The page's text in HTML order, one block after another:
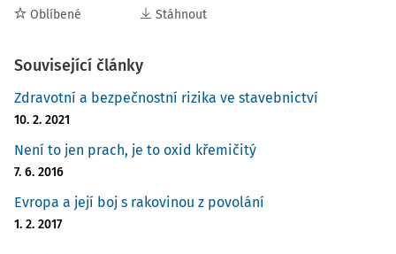
svářečský dým,
a prach z tvrdých dřev. [3]
Velká část pracovníků v Evropské unii je tak potenciálně
vystavena karcinogenům vznikajícím při práci, zejména
prach obsahující oxid křemičitý, prach tvrdých dřev a
výpary vzniklé při svařování, přičemž ani často o tom
nevědí. [4]
Boj proti rakovině je prioritou Strategického rámce EU pro
Oblíbené Stáhnout
Související články
Zdravotní a bezpečnostní rizika ve stavebnictví
10. 2. 2021
Není to jen prach, je to oxid křemičitý
7. 6. 2016
Evropa a její boj s rakovinou z povolání
1. 2. 2017